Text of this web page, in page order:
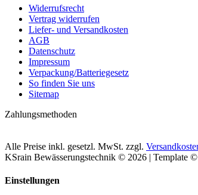
Widerrufsrecht
Vertrag widerrufen
Liefer- und Versandkosten
AGB
Datenschutz
Impressum
Verpackung/Batteriegesetz
So finden Sie uns
Sitemap
Zahlungsmethoden
Alle Preise inkl. gesetzl. MwSt. zzgl.
KSrain Bewässerungstechnik © 2026 | Template
Einstellungen